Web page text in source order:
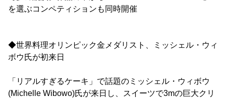
を選ぶコンペティションも同時開催
◆世界料理オリンピック金メダリスト、ミッシェル・ウィ
ボウ氏が初来日
「リアルすぎるケーキ」で話題のミッシェル・ウィボウ
(Michelle Wibowo)氏が来日し、スイーツで3mの巨大クリ